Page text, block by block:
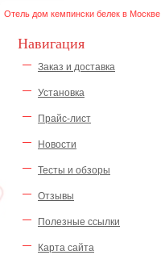
Отель дом кемпински белек в Москве
Навигация
Заказ и доставка
Установка
Прайс-лист
Новости
Тесты и обзоры
Отзывы
Полезные ссылки
Карта сайта